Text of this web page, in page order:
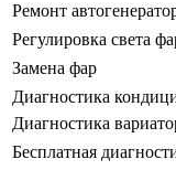
Ремонт
Регулировка света
Замена фар
Диагностика
Диагностика
Бесплатная